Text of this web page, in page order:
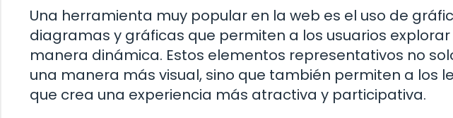
Una herramienta muy popular en la web es el uso de
diagramas y gráficas que permiten a los usuarios
manera dinámica. Estos elementos representativos no
una manera más visual, sino que también permiten a los
que crea una experiencia más atractiva y participativa.